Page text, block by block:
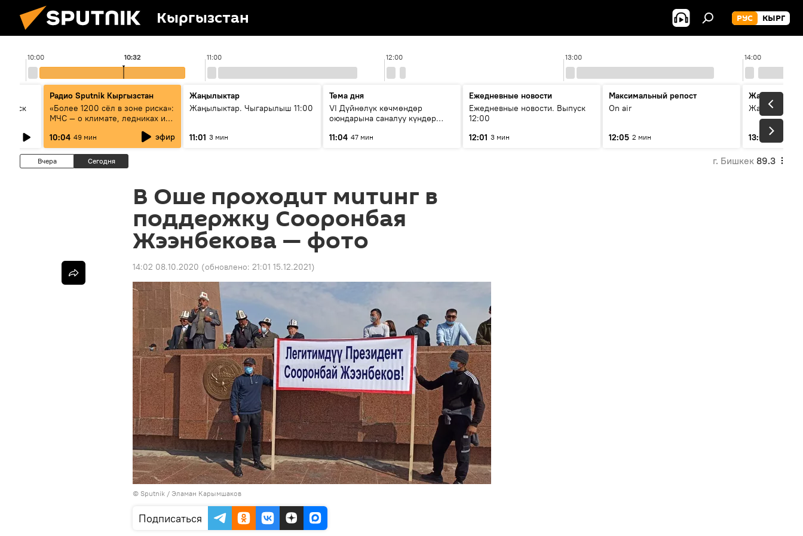
Кыргызстан РУС КЫРГ
10:00 11:00 12:00 13:00 14:00
10:32
Радио Sputnik Кыргызстан
«Более 1200 сёл в зоне риска»:
МЧС — о климате, ледниках и
населения
10:04 49 мин эфир
Жаңылыктар
Жаңылыктар. Чыгарылыш 11:00
11:01 3 мин
Тема дня
VI Дүйнөлүк көчмөндөр
оюндарына саналуу күндөр
этапка жетти?
11:04 47 мин
Ежедневные новости
Ежедневные новости. Выпуск
12:00
12:01 3 мин
Максимальный репост
On air
12:05 2 мин
Жаңылыктар
13:01 3 мин
Вчера Сегодня г. Бишкек 89.3
В Оше проходит митинг в
поддержку Сооронбая
Жээнбекова — фото
14:02 08.10.2020 (обновлено: 21:01 15.12.2021)
© Sputnik / Эламан Карымшаков
Подписаться